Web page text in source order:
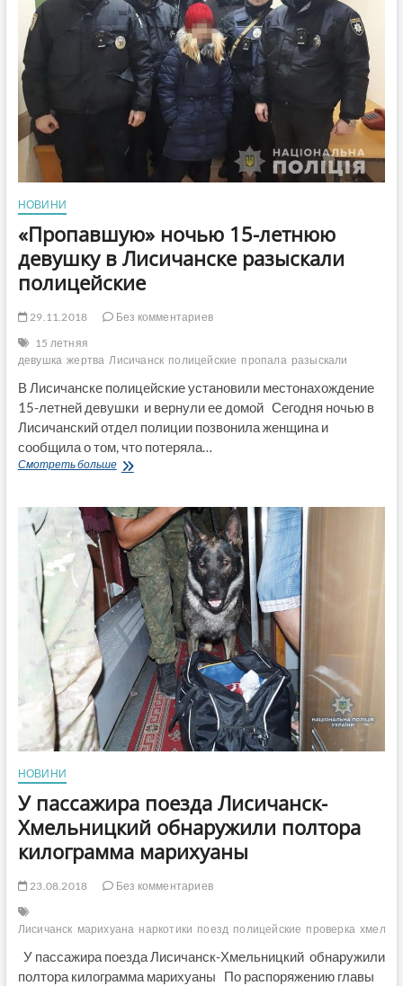
вернули
домой
13-
летнюю
девченку
НОВИНИ
«Пропавшую» ночью 15-летнюю
девушку в Лисичанске разыскали
полицейские
29.11.2018
Без комментариев
15 летняя
девушка жертва Лисичанск полицейские пропала разыскали
В Лисичанске полицейские установили местонахождение
15-летней девушки и вернули ее домой Сегодня ночью в
Лисичанский отдел полиции позвонила женщина и
сообщила о том, что потеряла…
Смотреть больше«Пропавшую»
девушку
в
Лисичанске
разыскали
полицейские
НОВИНИ
У пассажира поезда Лисичанск-
Хмельницкий обнаружили полтора
килограмма марихуаны
23.08.2018 Без комментариев
Лисичанск марихуана наркотики поезд полицейские проверка
У пассажира поезда Лисичанск-Хмельницкий обнаружили
полтора килограмма марихуаны По распоряжению главы